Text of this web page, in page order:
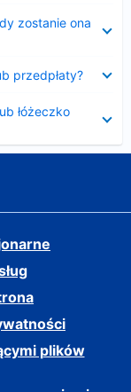
zostanie ona
przedpłaty?
łóżeczko
plików